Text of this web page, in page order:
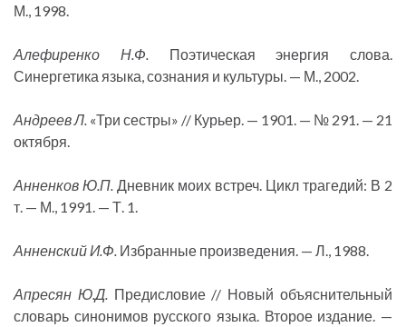
М., 1998.
Алефиренко Н.Ф.
Поэтическая энергия слова.
Синергетика языка, сознания и культуры. — М., 2002.
Андреев Л. «Три сестры» // Курьер. — 1901. — № 291. — 21
октября.
Анненков Ю.П. Дневник моих встреч. Цикл трагедий: В 2
т. — М., 1991. — Т. 1.
Анненский И.Ф. Избранные произведения. — Л., 1988.
Апресян Ю.Д. Предисловие // Новый объяснительный
словарь синонимов русского языка. Второе издание. —